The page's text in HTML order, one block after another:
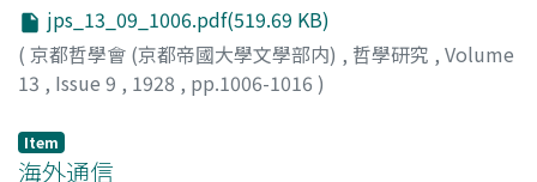
jps_13_09_1006.pdf(519.69 KB)
( 京都哲學會 (京都帝國大學文學部内) , 哲學研究 , Volume
13 , Issue 9 , 1928 , pp.1006-1016 )
Item
海外通信